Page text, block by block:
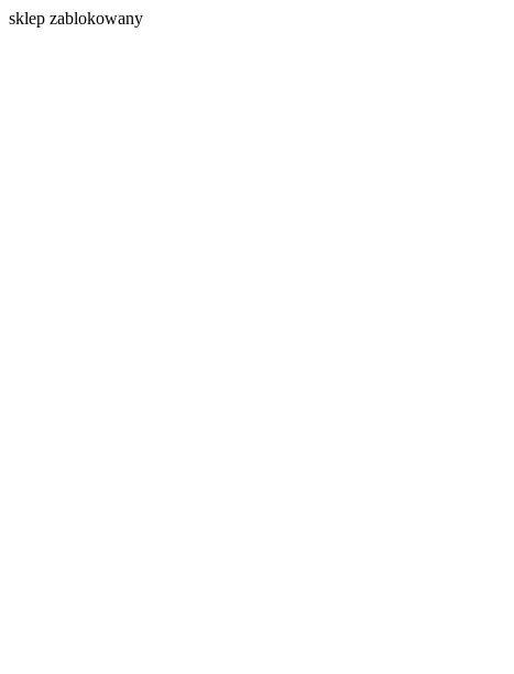
sklep zablokowany